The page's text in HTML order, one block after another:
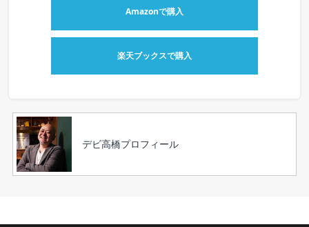
Amazonで購入
楽天ブックスで購入
デビ高橋プロフィール